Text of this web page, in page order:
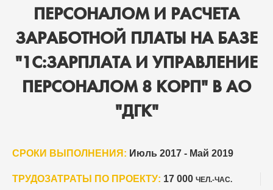
ПЕРСОНАЛОМ И РАСЧЕТА
ЗАРАБОТНОЙ ПЛАТЫ НА БАЗЕ
"1С:ЗАРПЛАТА И УПРАВЛЕНИЕ
ПЕРСОНАЛОМ 8 КОРП" В АО
"ДГК"
СРОКИ ВЫПОЛНЕНИЯ: Июль 2017 - Май 2019
ТРУДОЗАТРАТЫ ПО ПРОЕКТУ: 17 000 ЧЕЛ.-ЧАС.